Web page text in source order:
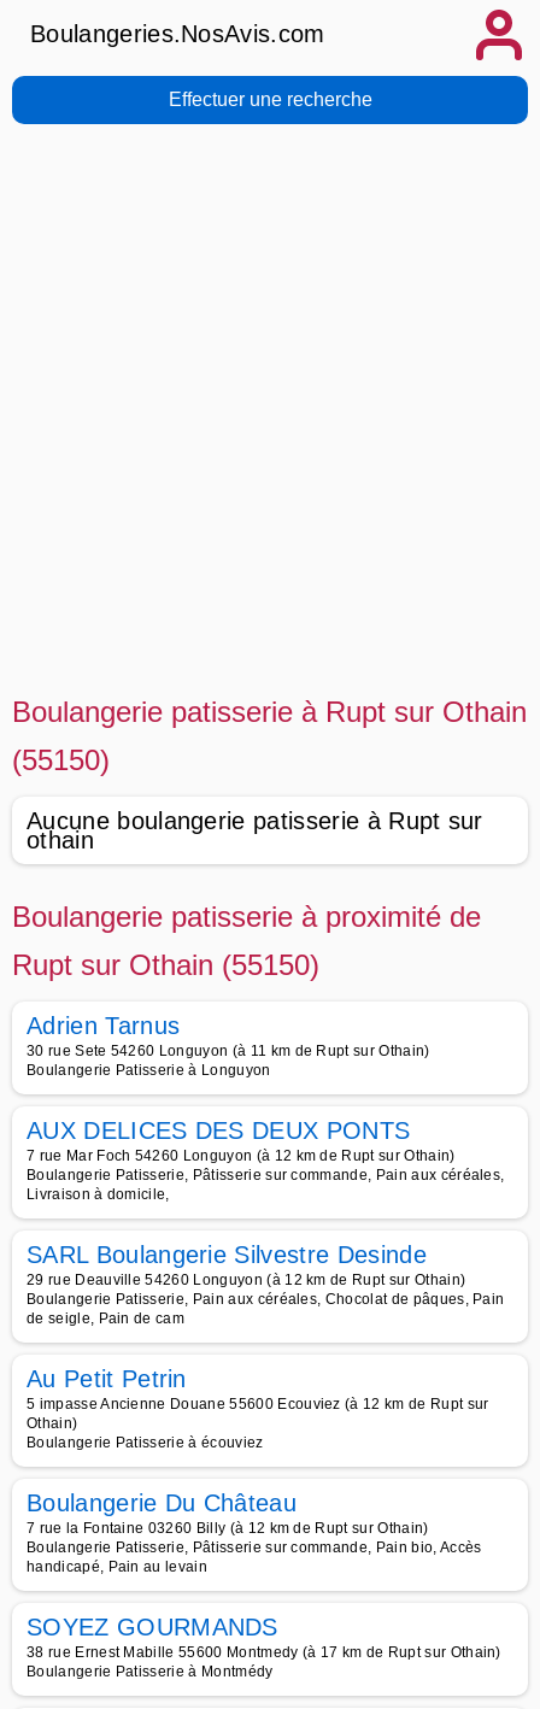
Boulangeries.NosAvis.com
Effectuer une recherche
Boulangerie patisserie à Rupt sur Othain
(55150)
Aucune boulangerie patisserie à Rupt sur
othain
Boulangerie patisserie à proximité de
Rupt sur Othain (55150)
Adrien Tarnus
30 rue Sete 54260 Longuyon (à 11 km de Rupt sur Othain)
Boulangerie Patisserie à Longuyon
AUX DELICES DES DEUX PONTS
7 rue Mar Foch 54260 Longuyon (à 12 km de Rupt sur Othain)
Boulangerie Patisserie, Pâtisserie sur commande, Pain aux céréales,
Livraison à domicile,
SARL Boulangerie Silvestre Desinde
29 rue Deauville 54260 Longuyon (à 12 km de Rupt sur Othain)
Boulangerie Patisserie, Pain aux céréales, Chocolat de pâques, Pain
de seigle, Pain de cam
Au Petit Petrin
5 impasse Ancienne Douane 55600 Ecouviez (à 12 km de Rupt sur
Othain)
Boulangerie Patisserie à écouviez
Boulangerie Du Château
7 rue la Fontaine 03260 Billy (à 12 km de Rupt sur Othain)
Boulangerie Patisserie, Pâtisserie sur commande, Pain bio, Accès
handicapé, Pain au levain
SOYEZ GOURMANDS
38 rue Ernest Mabille 55600 Montmedy (à 17 km de Rupt sur Othain)
Boulangerie Patisserie à Montmédy